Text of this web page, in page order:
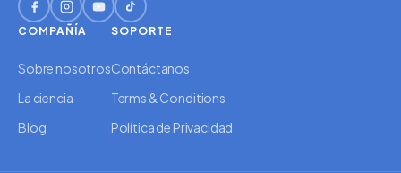
COMPAÑÍA
Sobre nosotros
La ciencia
Blog
SOPORTE
Contáctanos
Terms & Conditions
Política de Privacidad